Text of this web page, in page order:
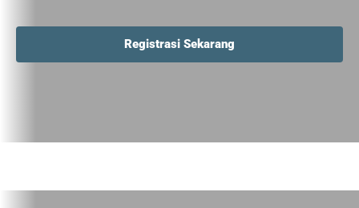
Registrasi Sekarang